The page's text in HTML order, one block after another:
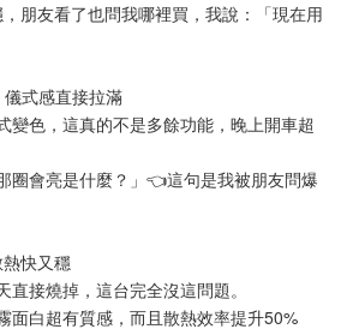
朋友看了也問我哪裡買，我說：「現在用
式感直接拉滿
變色，這真的不是多餘功能，晚上開車超
圈會亮是什麼？」👈這句是我被朋友問爆
快又穩
接燒掉，這台完全沒這問題。
面白超有質感，而且散熱效率提升50%